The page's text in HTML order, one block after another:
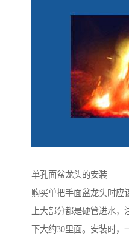
单孔面盆龙头的安装
购买单把手面盆龙头时应
上大部分都是硬管进水
下大约30里面。安装时